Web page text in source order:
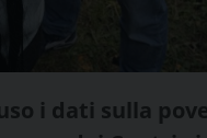
i dati sulla